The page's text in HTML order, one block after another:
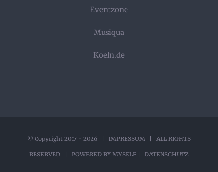
Eventzone
Musiqua
Koeln.de
© Copyright 2017 - 2026 | IMPRESSUM| ALL RIGHTS
RESERVED | POWERED BY MYSELF| DATENSCHUTZ